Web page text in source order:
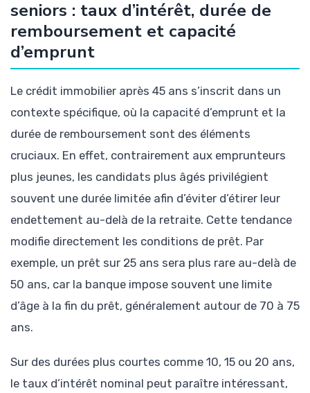
seniors : taux d’intérêt, durée de
remboursement et capacité
d’emprunt
Le crédit immobilier après 45 ans s’inscrit dans un
contexte spécifique, où la capacité d’emprunt et la
durée de remboursement sont des éléments
cruciaux. En effet, contrairement aux emprunteurs
plus jeunes, les candidats plus âgés privilégient
souvent une durée limitée afin d’éviter d’étirer leur
endettement au-delà de la retraite. Cette tendance
modifie directement les conditions de prêt. Par
exemple, un prêt sur 25 ans sera plus rare au-delà de
50 ans, car la banque impose souvent une limite
d’âge à la fin du prêt, généralement autour de 70 à 75
ans.
Sur des durées plus courtes comme 10, 15 ou 20 ans,
le taux d’intérêt nominal peut paraître intéressant,